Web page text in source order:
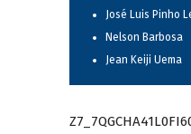
José Luis Pinho
Nelson Barbosa
Jean Keiji Uema